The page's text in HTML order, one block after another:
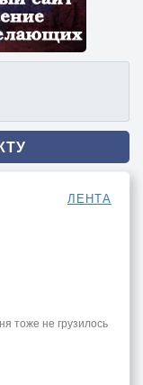
ЛЕНТА
тоже не грузилось